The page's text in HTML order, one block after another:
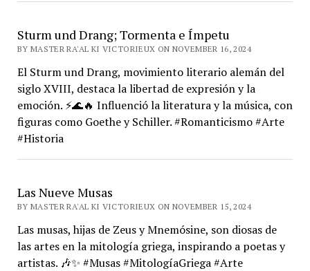
Sturm und Drang; Tormenta e Ímpetu
BY MASTER RA'AL KI VICTORIEUX ON NOVEMBER 16, 2024
El Sturm und Drang, movimiento literario alemán del
siglo XVIII, destaca la libertad de expresión y la
emoción. ⚡️🌊🔥 Influenció la literatura y la música, con
figuras como Goethe y Schiller. #Romanticismo #Arte
#Historia
Las Nueve Musas
BY MASTER RA'AL KI VICTORIEUX ON NOVEMBER 15, 2024
Las musas, hijas de Zeus y Mnemósine, son diosas de
las artes en la mitología griega, inspirando a poetas y
artistas. 🎶✨ #Musas #MitologíaGriega #Arte